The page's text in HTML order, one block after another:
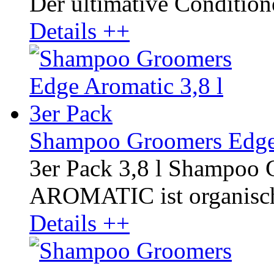
Details ++
Shampoo Groomers
3er Pack 3,8 l Shampoo
AROMATIC ist
Details ++